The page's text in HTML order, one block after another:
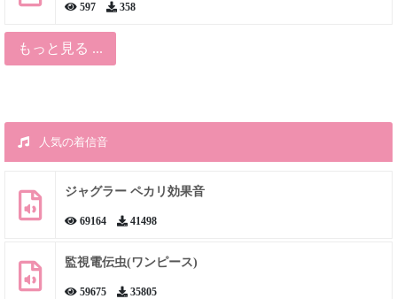
597 358
もっと見る ...
人気の着信音
ジャグラー ペカリ効果音
69164 41498
監視電伝虫(ワンピース)
59675 35805